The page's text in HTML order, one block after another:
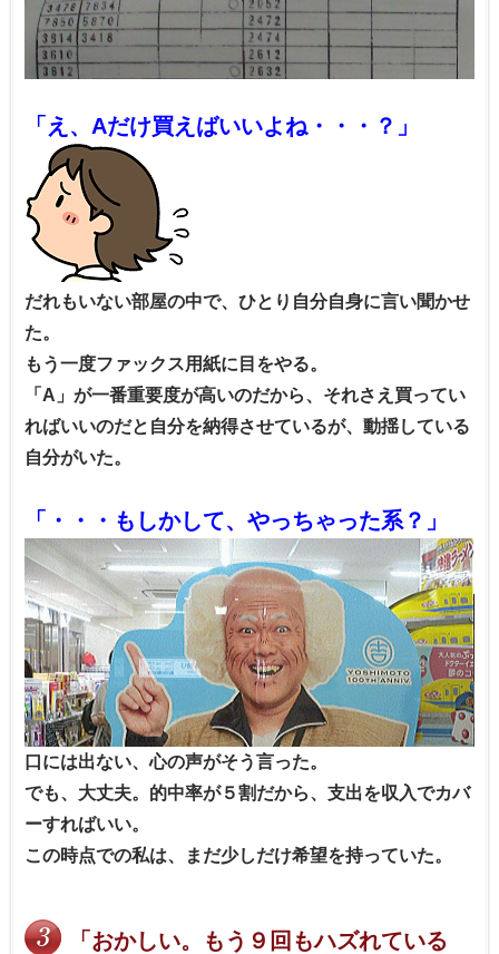
「え、Aだけ買えばいいよね・・・？」
だれもいない部屋の中で、ひとり自分自身に言い聞かせ
た。
もう一度ファックス用紙に目をやる。
「A」が一番重要度が高いのだから、それさえ買ってい
ればいいのだと自分を納得させているが、動揺している
自分がいた。
「・・・もしかして、やっちゃった系？」
口には出ない、心の声がそう言った。
でも、大丈夫。的中率が５割だから、支出を収入でカバ
ーすればいい。
この時点での私は、まだ少しだけ希望を持っていた。
「おかしい。もう９回もハズれている